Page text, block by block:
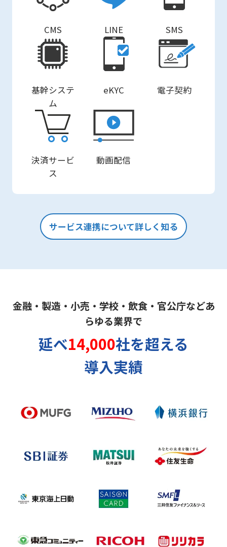
CMS LINE SMS
基幹システ
ム
eKYC 電子契約
決済サービ
ス
動画配信
サービス連携について詳しく知る
金融・製造・小売・学校・飲食・官公庁などあ
らゆる業界で
延べ14,000社を超える
導入実績